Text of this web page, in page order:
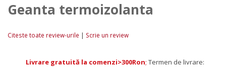
Geanta termoizolanta
Citeste toate review-urile | Scrie un review
Livrare gratuită la comenzi>300Ron; Termen de livrare: